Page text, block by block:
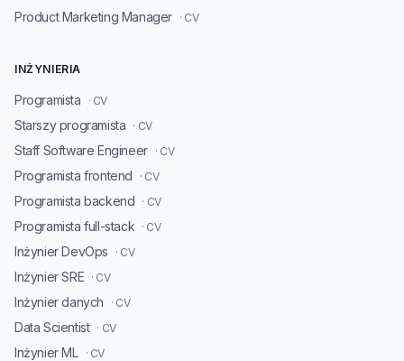
Product Marketing Manager · CV
INŻYNIERIA
Programista · CV
Starszy programista · CV
Staff Software Engineer · CV
Programista frontend · CV
Programista backend · CV
Programista full-stack · CV
Inżynier DevOps · CV
Inżynier SRE · CV
Inżynier danych · CV
Data Scientist · CV
Inżynier ML · CV